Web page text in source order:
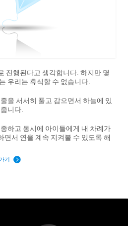
진행된다고 생각합니다. 하지만 몇
우리는 휴식할 수 없습니다.
을 서서히 풀고 감으면서 하늘에 있
니다.
하고 동시에 아이들에게 내 차례가
면서 연을 계속 지켜볼 수 있도록 해
기